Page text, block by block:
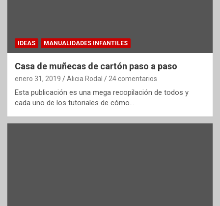
IDEAS MANUALIDADES INFANTILES
Casa de muñecas de cartón paso a paso
enero 31, 2019 Alicia Rodal 24 comentarios
Esta publicación es una mega recopilación de todos y
cada uno de los tutoriales de cómo…